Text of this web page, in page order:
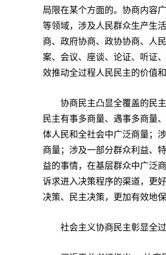
局限在某个方面的。协商内容
等领域，涉及人民群众生产生
商、政府协商、政协协商、人
案、会议、座谈、论证、听证
效推动全过程人民民主的价值
协商民主凸显全覆盖的民主
民主有事多商量、遇事多商量
体人民和全社会中广泛商量；
商量；涉及一部分群众利益、
益的事情，在基层群众中广泛
诉求进入决策程序的渠道，更
决策、民主决策，更加有效地
社会主义协商民主彰显全过